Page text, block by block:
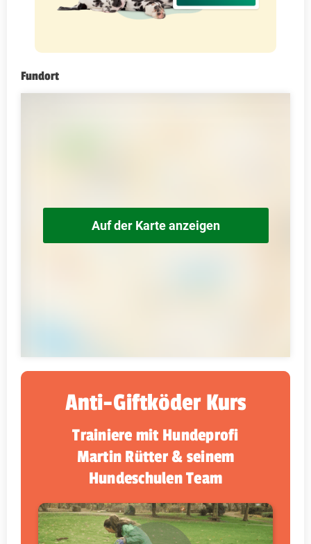
Fundort
Auf der Karte anzeigen
Anti-Giftköder Kurs
Trainiere mit Hundeprofi
Martin Rütter & seinem
Hundeschulen Team